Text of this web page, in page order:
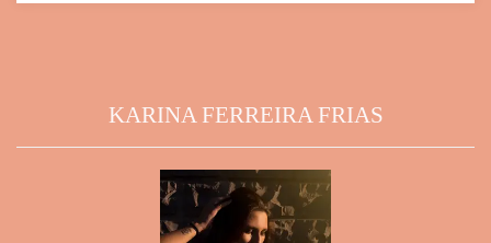
KARINA FERREIRA FRIAS